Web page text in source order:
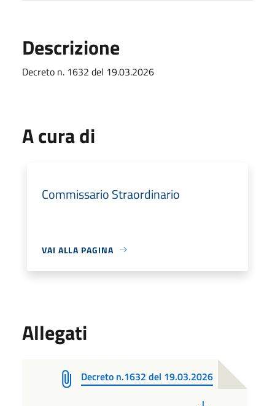
Descrizione
Decreto n. 1632 del 19.03.2026
A cura di
Commissario Straordinario
VAI ALLA PAGINA
Allegati
Decreto n.1632 del 19.03.2026